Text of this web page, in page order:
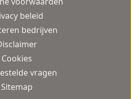
beleid
bedrijven
Cookies
vragen
Sitemap